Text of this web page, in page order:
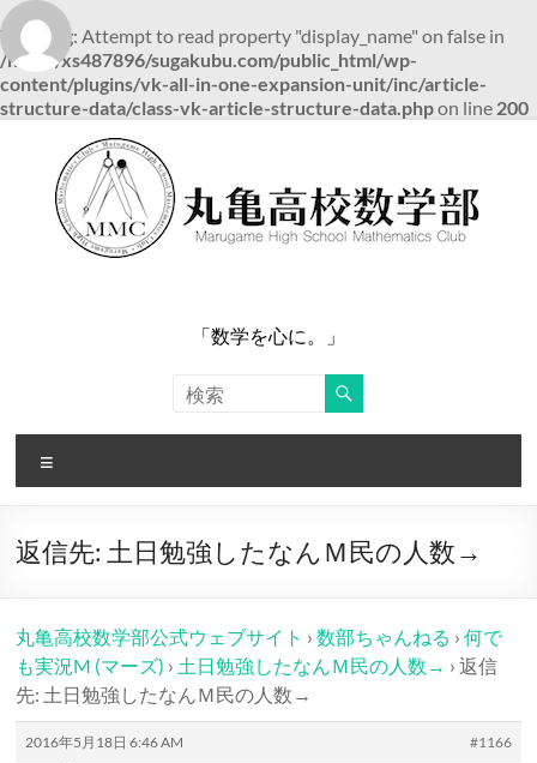
Warning: Attempt to read property "display_name" on false in
/home/xs487896/sugakubu.com/public_html/wp-
content/plugins/vk-all-in-one-expansion-unit/inc/article-
structure-data/class-vk-article-structure-data.phpon line 200
「数学を心に。」
ニ
ー
返信先: 土日勉強したなんＭ民の人数→
丸亀高校数学部公式ウェブサイト › 数部ちゃんねる › 何で
も実況M (マーズ) › 土日勉強したなんＭ民の人数→ › 返信
先: 土日勉強したなんＭ民の人数→
2016年5月18日 6:46 AM
#1166